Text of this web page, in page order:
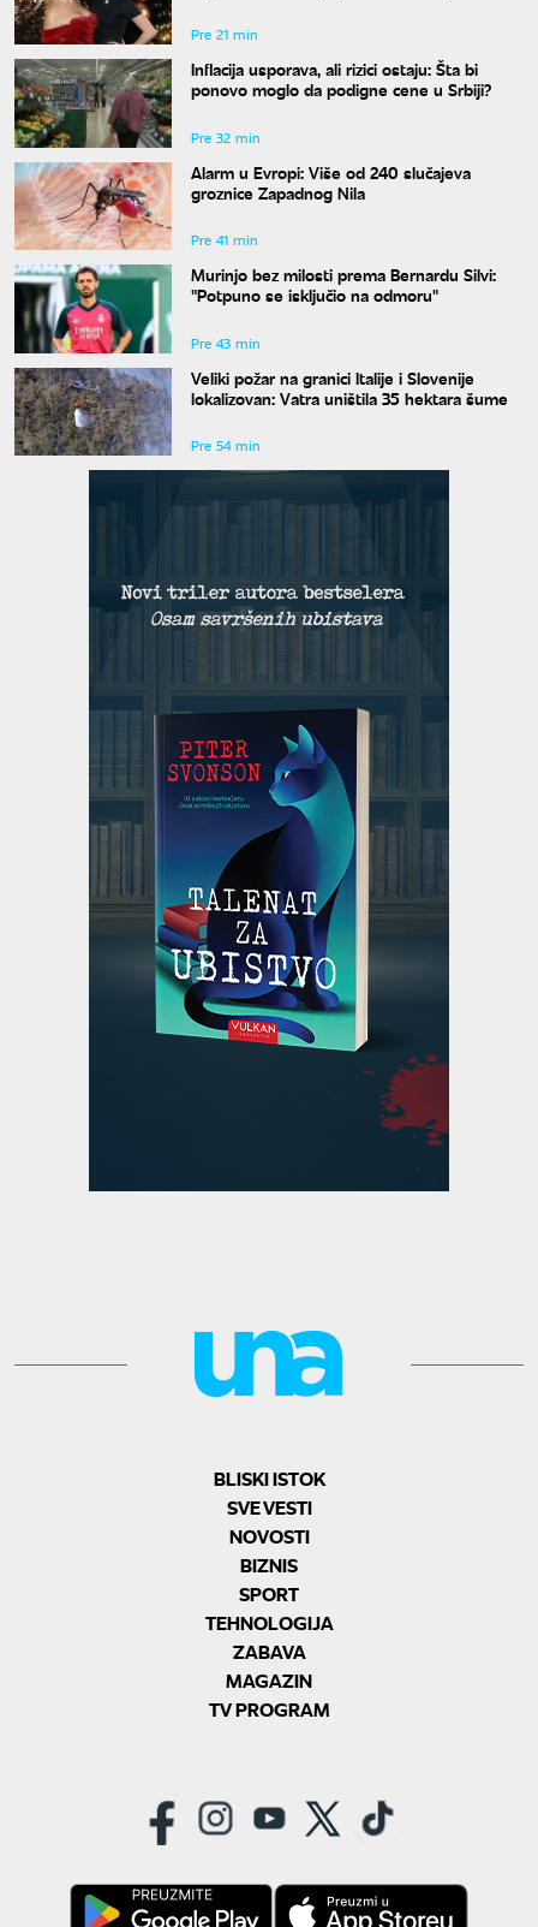
Pre 21 min
Inflacija usporava, ali rizici ostaju: Šta bi
ponovo moglo da podigne cene u Srbiji?
Pre 32 min
Alarm u Evropi: Više od 240 slučajeva
groznice Zapadnog Nila
Pre 41 min
Murinjo bez milosti prema Bernardu Silvi:
"Potpuno se isključio na odmoru"
Pre 43 min
Veliki požar na granici Italije i Slovenije
lokalizovan: Vatra uništila 35 hektara šume
Pre 54 min
BLISKI ISTOK
SVE VESTI
NOVOSTI
BIZNIS
SPORT
TEHNOLOGIJA
ZABAVA
MAGAZIN
TV PROGRAM